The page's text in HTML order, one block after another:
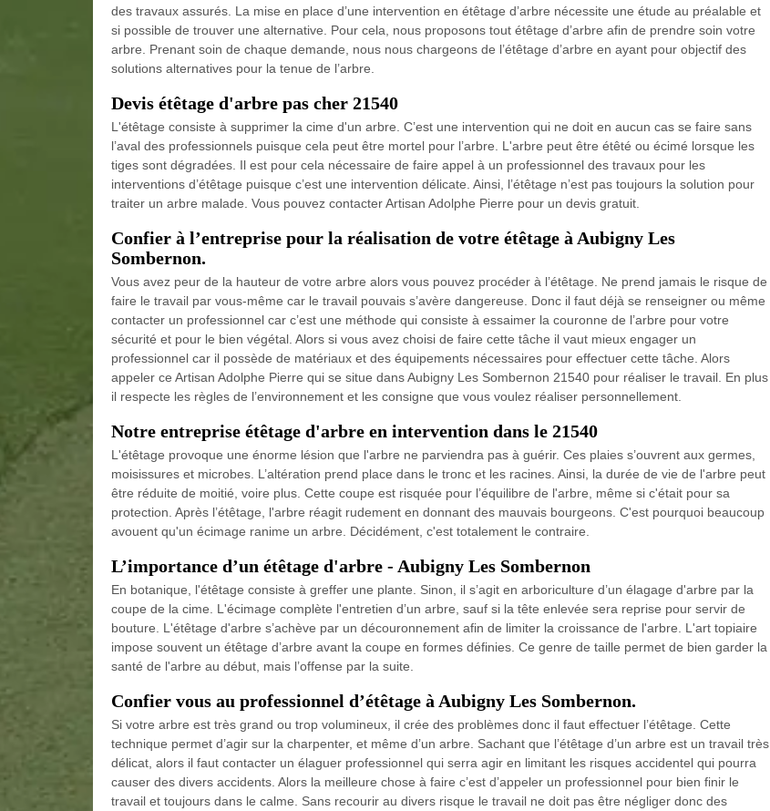
des travaux assurés. La mise en place d’une intervention en étêtage d’arbre nécessite une étude au préalable et
si possible de trouver une alternative. Pour cela, nous proposons tout étêtage d’arbre afin de prendre soin votre
arbre. Prenant soin de chaque demande, nous nous chargeons de l’étêtage d’arbre en ayant pour objectif des
solutions alternatives pour la tenue de l’arbre.
Devis étêtage d'arbre pas cher 21540
L'étêtage consiste à supprimer la cime d'un arbre. C’est une intervention qui ne doit en aucun cas se faire sans
l’aval des professionnels puisque cela peut être mortel pour l’arbre. L'arbre peut être étêté ou écimé lorsque les
tiges sont dégradées. Il est pour cela nécessaire de faire appel à un professionnel des travaux pour les
interventions d’étêtage puisque c’est une intervention délicate. Ainsi, l’étêtage n’est pas toujours la solution pour
traiter un arbre malade. Vous pouvez contacter Artisan Adolphe Pierre pour un devis gratuit.
Confier à l’entreprise pour la réalisation de votre étêtage à Aubigny Les
Sombernon.
Vous avez peur de la hauteur de votre arbre alors vous pouvez procéder à l’étêtage. Ne prend jamais le risque de
faire le travail par vous-même car le travail pouvais s’avère dangereuse. Donc il faut déjà se renseigner ou même
contacter un professionnel car c’est une méthode qui consiste à essaimer la couronne de l’arbre pour votre
sécurité et pour le bien végétal. Alors si vous avez choisi de faire cette tâche il vaut mieux engager un
professionnel car il possède de matériaux et des équipements nécessaires pour effectuer cette tâche. Alors
appeler ce Artisan Adolphe Pierre qui se situe dans Aubigny Les Sombernon 21540 pour réaliser le travail. En plus
il respecte les règles de l’environnement et les consigne que vous voulez réaliser personnellement.
Notre entreprise étêtage d'arbre en intervention dans le 21540
L'étêtage provoque une énorme lésion que l'arbre ne parviendra pas à guérir. Ces plaies s’ouvrent aux germes,
moisissures et microbes. L’altération prend place dans le tronc et les racines. Ainsi, la durée de vie de l'arbre peut
être réduite de moitié, voire plus. Cette coupe est risquée pour l’équilibre de l'arbre, même si c'était pour sa
protection. Après l’étêtage, l'arbre réagit rudement en donnant des mauvais bourgeons. C'est pourquoi beaucoup
avouent qu'un écimage ranime un arbre. Décidément, c'est totalement le contraire.
L’importance d’un étêtage d'arbre - Aubigny Les Sombernon
En botanique, l'étêtage consiste à greffer une plante. Sinon, il s’agit en arboriculture d’un élagage d'arbre par la
coupe de la cime. L'écimage complète l'entretien d’un arbre, sauf si la tête enlevée sera reprise pour servir de
bouture. L'étêtage d'arbre s’achève par un découronnement afin de limiter la croissance de l'arbre. L'art topiaire
impose souvent un étêtage d’arbre avant la coupe en formes définies. Ce genre de taille permet de bien garder la
santé de l'arbre au début, mais l’offense par la suite.
Confier vous au professionnel d’étêtage à Aubigny Les Sombernon.
Si votre arbre est très grand ou trop volumineux, il crée des problèmes donc il faut effectuer l’étêtage. Cette
technique permet d’agir sur la charpenter, et même d’un arbre. Sachant que l’étêtage d’un arbre est un travail très
délicat, alors il faut contacter un élaguer professionnel qui serra agir en limitant les risques accidentel qui pourra
causer des divers accidents. Alors la meilleure chose à faire c’est d’appeler un professionnel pour bien finir le
travail et toujours dans le calme. Sans recourir au divers risque le travail ne doit pas être négliger donc des